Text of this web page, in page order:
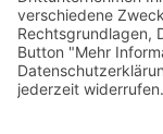
RECHTLICHES
Impressum